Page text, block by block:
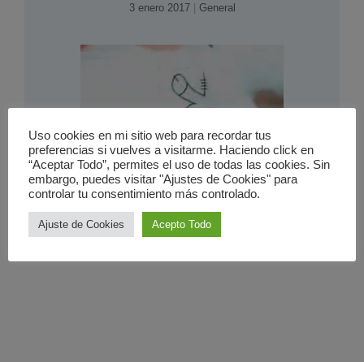
3 enero 2017 General
La rapidez de nuestra mente
26 diciembre 2008 | Multimedia
Uso cookies en mi sitio web para recordar tus
preferencias si vuelves a visitarme. Haciendo click en
“Aceptar Todo”, permites el uso de todas las cookies. Sin
embargo, puedes visitar "Ajustes de Cookies" para
controlar tu consentimiento más controlado.
Ajuste de Cookies Acepto Todo